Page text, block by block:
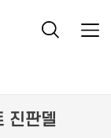
진판델